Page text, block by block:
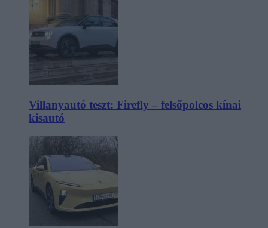
Villanyautó teszt: Firefly – felsőpolcos kínai
kisautó